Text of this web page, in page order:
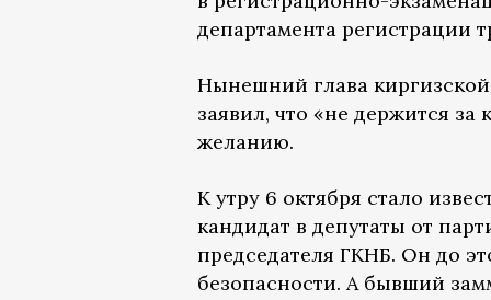
департамента регистрации
Нынешний глава
заявил, что «не держится за
желанию.
К утру 6 октября стало
кандидат в депутаты от
председателя ГКНБ. Он до
безопасности. А бывший